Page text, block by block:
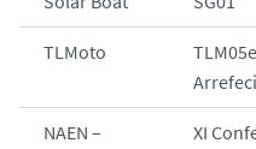
TLMoto
NAEN –
XI